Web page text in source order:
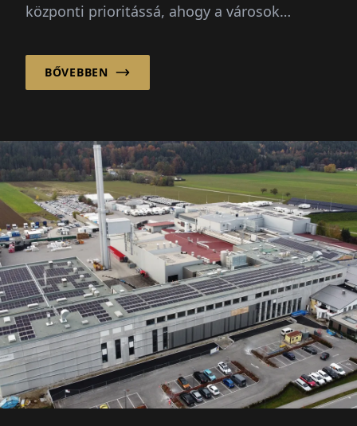
központi prioritássá, ahogy a városok
osztanak szét hőt a háztartások és az ipar
számára.
BŐVEBBEN